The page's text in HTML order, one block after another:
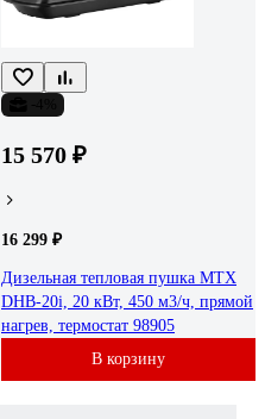
15 570 ₽
16 299 ₽
Дизельная тепловая пушка MTX
DHB-20i, 20 кВт, 450 м3/ч, прямой
нагрев, термостат 98905
В корзину